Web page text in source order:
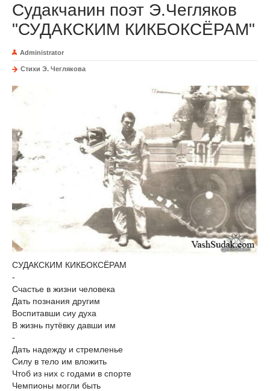
Судакчанин поэт Э.Чегляков
"СУДАКСКИМ КИКБОКСЁРАМ"
Administrator
Стихи Э. Чеглякова
СУДАКСКИМ КИКБОКСЁРАМ
-
Счастье в жизни человека
Дать познания другим
Воспитавши сиу духа
В жизнь путёвку давши им
-
Дать надежду и стремленье
Силу в тело им вложить
Чтоб из них с годами в спорте
Чемпионы могли быть